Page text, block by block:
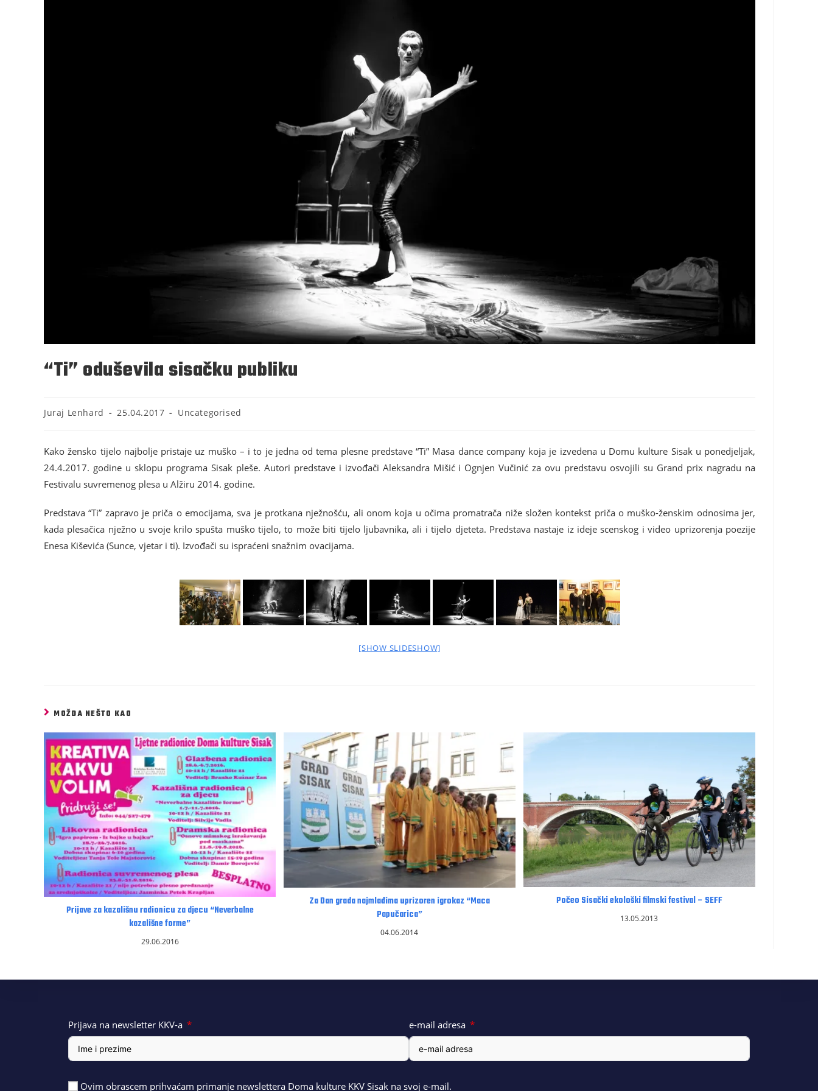
“Ti” oduševila sisačku publiku
Juraj Lenhard 25.04.2017 Uncategorised
Kako žensko tijelo najbolje pristaje uz muško – i to je jedna od tema plesne predstave “Ti” Masa dance company koja je izvedena u Domu kulture Sisak u ponedjeljak,
24.4.2017. godine u sklopu programa Sisak pleše. Autori predstave i izvođači Aleksandra Mišić i Ognjen Vučinić za ovu predstavu osvojili su Grand prix nagradu na
Festivalu suvremenog plesa u Alžiru 2014. godine.
Predstava “Ti” zapravo je priča o emocijama, sva je protkana nježnošću, ali onom koja u očima promatrača niže složen kontekst priča o muško-ženskim odnosima jer,
kada plesačica nježno u svoje krilo spušta muško tijelo, to može biti tijelo ljubavnika, ali i tijelo djeteta. Predstava nastaje iz ideje scenskog i video uprizorenja poezije
Enesa Kiševića (Sunce, vjetar i ti). Izvođači su ispraćeni snažnim ovacijama.
[SHOW SLIDESHOW]
MOŽDA NEŠTO KAO
Prijave za kazališnu radionicu za djecu “Neverbalne
kazališne forme”
29.06.2016
Za Dan grada najmlađima uprizoren igrokaz “Maca
Papučarica”
04.06.2014
Počeo Sisački ekološki filmski festival – SEFF
13.05.2013
Prijava na newsletter KKV-a e-mail adresa
Ovim obrascem prihvaćam primanje newslettera Doma kulture KKV Sisak na svoj e-mail.